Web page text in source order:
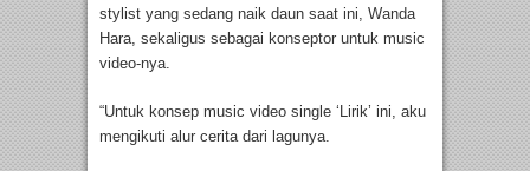
stylist yang sedang naik daun saat ini, Wanda
Hara, sekaligus sebagai konseptor untuk music
video-nya.
“Untuk konsep music video single ‘Lirik’ ini, aku
mengikuti alur cerita dari lagunya.